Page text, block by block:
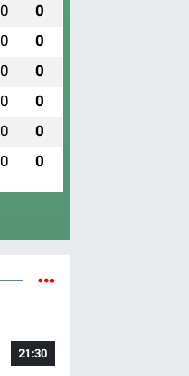
0 0
0 0
0 0
0 0
0 0
0 0
21:30